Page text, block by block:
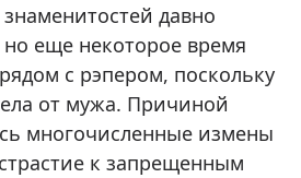
давно
еще некоторое время
с рэпером, поскольку
от мужа. Причиной
многочисленные измены
к запрещенным